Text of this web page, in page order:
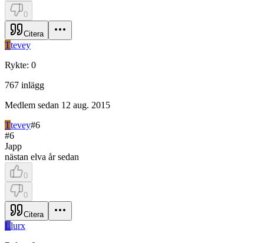
0
Citera
Ttevey
Rykte: 0
767 inlägg
Medlem sedan 12 aug. 2015
Ttevey#6
#6
Japp
nästan elva år sedan
0
0
Citera
Llurx